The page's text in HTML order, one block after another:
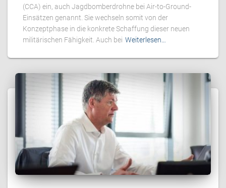
(CCA) ein, auch Jagdbomberdrohne bei Air-to-Ground-
Einsätzen genannt. Sie wechseln somit von der
Konzeptphase in die konkrete Schaffung dieser neuen
militärischen Fähigkeit. Auch bei Weiterlesen…